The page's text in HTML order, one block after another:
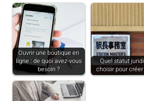
Ouvrir une boutique en
ligne : de quoi avez-vous
besoin ?
Quel statut
choisir pour